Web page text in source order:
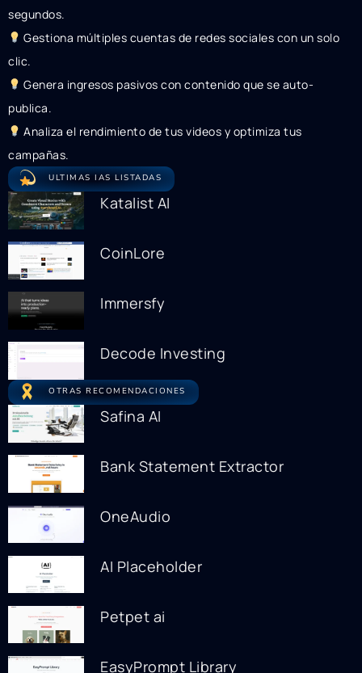
segundos.
Gestiona múltiples cuentas de redes sociales con un solo
clic.
Genera ingresos pasivos con contenido que se auto-
publica.
Analiza el rendimiento de tus videos y optimiza tus
campañas.
ULTIMAS IAS LISTADAS
Katalist AI
CoinLore
Immersfy
Decode Investing
OTRAS RECOMENDACIONES
Safina AI
Bank Statement Extractor
OneAudio
AI Placeholder
Petpet ai
EasyPrompt Library